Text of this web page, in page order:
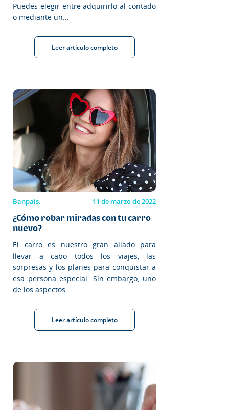
Puedes elegir entre adquirirlo al contado
o mediante un...
Leer artículo completo
Banpaís. 11 de marzo de 2022
¿Cómo robar miradas con tu carro
nuevo?
El carro es nuestro gran aliado para
llevar a cabo todos los viajes, las
sorpresas y los planes para conquistar a
esa persona especial. Sin embargo, uno
de los aspectos...
Leer artículo completo